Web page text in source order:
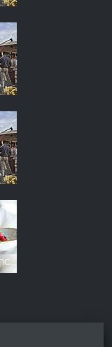
SUNDAY BBQ im Hotel & Spa Suiten FreiWerk
SUNDAY BBQ im Hotel & Spa Suiten FreiWerk
Weihnachtslunch im Hotel & Spa Suiten FreiWerk